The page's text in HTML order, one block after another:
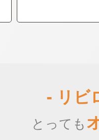
- リビ
とっても